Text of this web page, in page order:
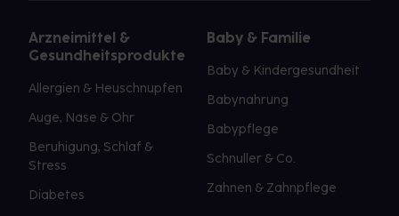
Arzneimittel &
Gesundheitsprodukte
Allergien & Heuschnupfen
Auge, Nase & Ohr
Beruhigung, Schlaf &
Stress
Diabetes
Baby & Familie
Baby & Kindergesundheit
Babynahrung
Babypflege
Schnuller & Co.
Zahnen & Zahnpflege